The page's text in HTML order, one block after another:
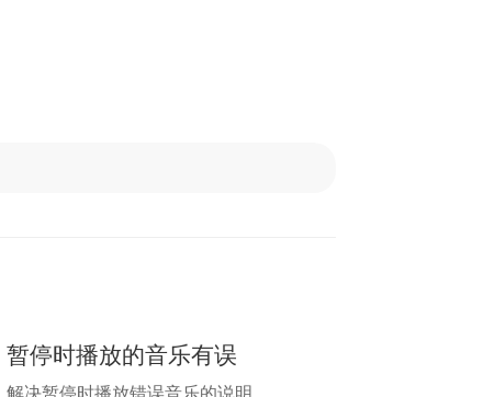
暂停时播放的音乐有误
解决暂停时播放错误音乐的说明